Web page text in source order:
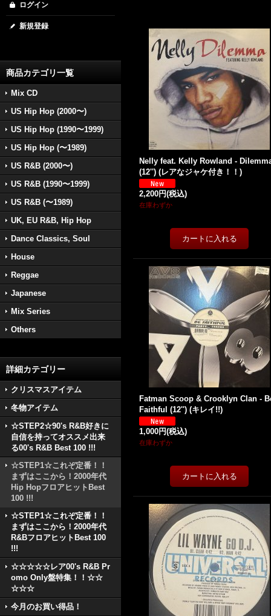
ログイン
新規登録
商品カテゴリ一覧
Mix CD
US Hip Hop (2000〜)
US Hip Hop (1990〜1999)
US Hip Hop (〜1989)
US R&B (2000〜)
US R&B (1990〜1999)
US R&B (〜1989)
UK, EU R&B, Hip Hop
Dance Classics, Soul
House
Reggae
Japanese
Mix Series
Others
詳細カテゴリー
クリスマスアイテム
冬物アイテム
☆STEP2☆90's R&B好きに
自信を持ってオススメ出来
る00's R&B Best 100 !!!
☆STEP1☆これぞ定番！！
まずはここから！2000年代
Hip HopフロアヒットBest
100 !!!
☆STEP1☆これぞ定番！！
まずはここから！2000年代
R&BフロアヒットBest 100
!!!
☆☆☆☆☆レア00's R&B Pr
omo Only盤特集！！☆☆
☆☆☆
今月のお買い得品！
Nelly feat. Kelly Rowland -
(12'') (レアなジャケ付き！！)
2,200円(税込)
在庫わずか
Fatman Scoop & Crooklyn Clan -
Faithful (12'') (キレイ!!)
1,000円(税込)
在庫わずか